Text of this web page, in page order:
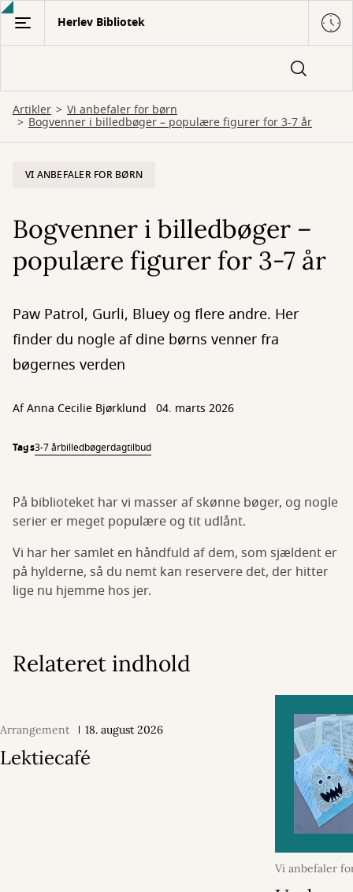
Gå
hovedindhold
Herlev Bibliotek
Artikler Vi anbefaler for børn
Bogvenner i billedbøger – populære figurer for 3-7 år
VI ANBEFALER FOR BØRN
Bogvenner i billedbøger –
populære figurer for 3-7 år
Paw Patrol, Gurli, Bluey og flere andre. Her
finder du nogle af dine børns venner fra
bøgernes verden
AfAnna Cecilie Bjørklund 04. marts 2026
Tags3-7 årbilledbøgerdagtilbud
På biblioteket har vi masser af skønne bøger, og nogle
serier er meget populære og tit udlånt.
Vi har her samlet en håndfuld af dem, som sjældent er
på hylderne, så du nemt kan reservere det, der hitter
lige nu hjemme hos jer.
Relateret indhold
Arrangement 18. august 2026
Lektiecafé
Vi anbefaler
2026